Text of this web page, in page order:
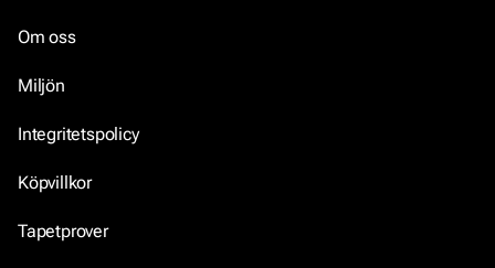
Om oss
Miljön
Integritetspolicy
Köpvillkor
Tapetprover